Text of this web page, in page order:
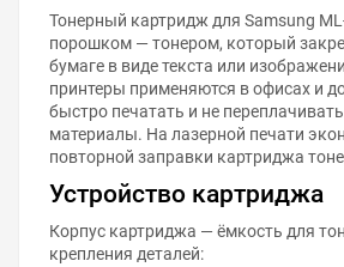
Тонерный картридж для Samsung
порошком — тонером, который
бумаге в виде текста или
принтеры применяются в офисах и
быстро печатать и не
материалы. На лазерной печати
повторной заправки картриджа
Устройство картриджа
Корпус картриджа — ёмкость для
крепления деталей: